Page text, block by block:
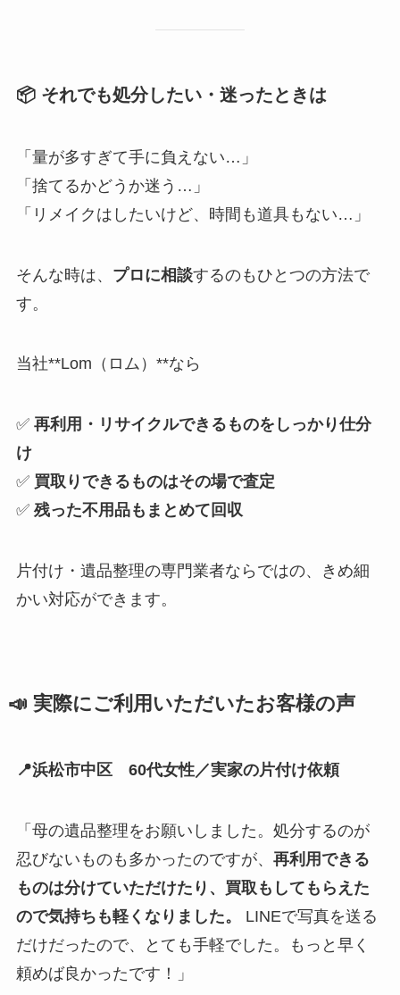
📦 それでも処分したい・迷ったときは
「量が多すぎて手に負えない…」
「捨てるかどうか迷う…」
「リメイクはしたいけど、時間も道具もない…」
そんな時は、 プロに相談するのもひとつの方法で
す。
当社**Lom（ロム）**なら
✅ 再利用・リサイクルできるものをしっかり仕分
け
✅ 買取りできるものはその場で査定
✅ 残った不用品もまとめて回収
片付け・遺品整理の専門業者ならではの、きめ細
かい対応ができます。
📣 実際にご利用いただいたお客様の声
📍浜松市中区 60代女性／実家の片付け依頼
「母の遺品整理をお願いしました。処分するのが
忍びないものも多かったのですが、 再利用できる
ものは分けていただけたり、買取もしてもらえた
ので気持ちも軽くなりました。
LINEで写真を送る
だけだったので、とても手軽でした。もっと早く
頼めば良かったです！」